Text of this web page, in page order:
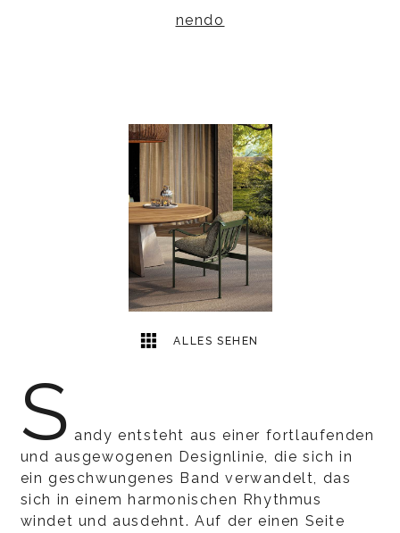
nendo
ALLES SEHEN
S andy entsteht aus einer fortlaufenden
und ausgewogenen Designlinie, die sich in
ein geschwungenes Band verwandelt, das
sich in einem harmonischen Rhythmus
windet und ausdehnt. Auf der einen Seite